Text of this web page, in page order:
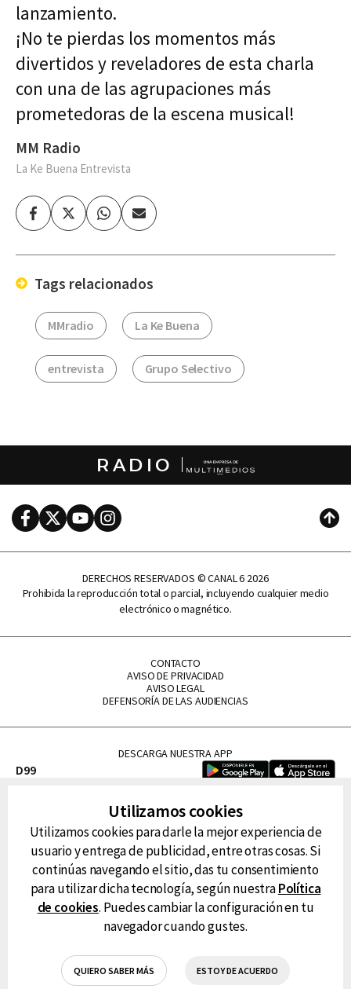
lanzamiento.
¡No te pierdas los momentos más
divertidos y reveladores de esta charla
con una de las agrupaciones más
prometedoras de la escena musical!
MM Radio
La Ke Buena Entrevista
FacebookTwitterWhatsapp
Enviar
por
Tags relacionados
MMradio La Ke Buena
entrevista Grupo Selectivo
RADIO
FacebookTwitterYoutubeInstagram
DERECHOS RESERVADOS © CANAL 6 2026
Prohibida la reproducción total o parcial, incluyendo cualquier medio
electrónico o magnético.
CONTACTO
AVISO DE PRIVACIDAD
AVISO LEGAL
DEFENSORÍA DE LAS AUDIENCIAS
DESCARGA NUESTRA APP
D99
FM Tu
RG Deportiva
Classic FM
Utilizamos cookies
Utilizamos cookies para darle la mejor experiencia de
usuario y entrega de publicidad, entre otras cosas. Si
continúas navegando el sitio, das tu consentimiento
para utilizar dicha tecnología, según nuestraPolítica
de cookies. Puedes cambiar la configuración en tu
navegador cuando gustes.
QUIERO SABER MÁS ESTOY DE ACUERDO